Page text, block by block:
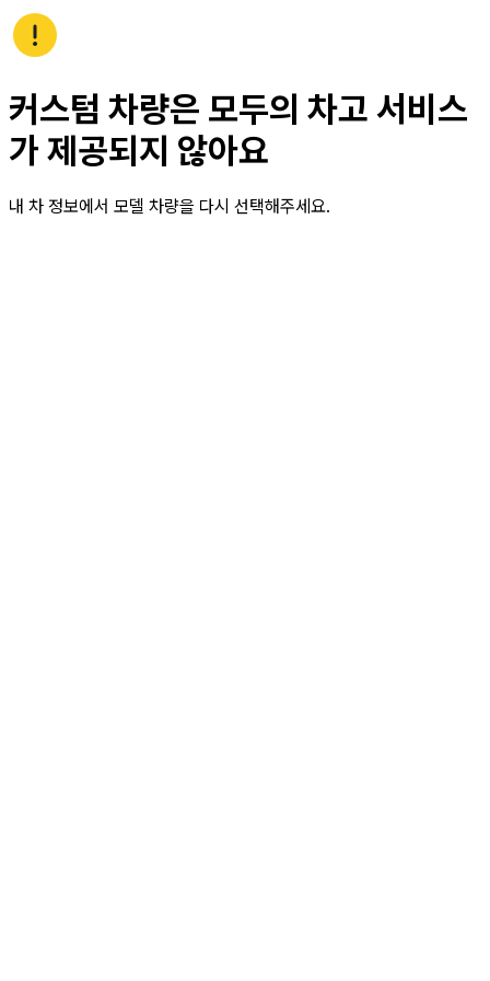
커스텀 차량은 모두의 차고 서비스
가 제공되지 않아요
내 차 정보에서 모델 차량을 다시 선택해주세요.